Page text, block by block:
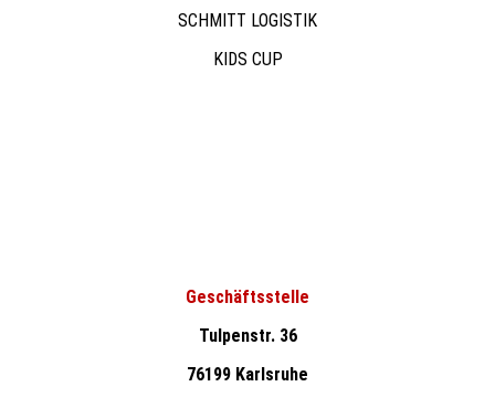
SCHMITT LOGISTIK
KIDS CUP
Geschäftsstelle
Tulpenstr. 36
76199 Karlsruhe